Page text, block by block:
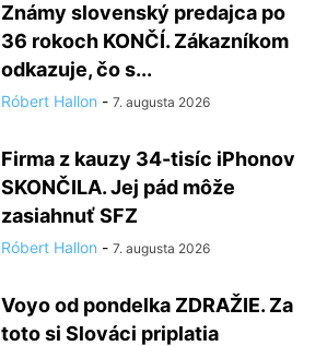
Známy slovenský predajca po
36 rokoch KONČÍ. Zákazníkom
odkazuje, čo s...
Róbert Hallon - 7. augusta 2026
Firma z kauzy 34-tisíc iPhonov
SKONČILA. Jej pád môže
zasiahnuť SFZ
Róbert Hallon - 7. augusta 2026
Voyo od pondelka ZDRAŽIE. Za
toto si Slováci priplatia